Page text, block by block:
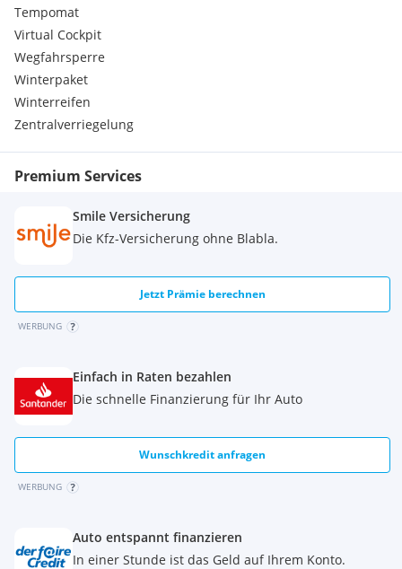
Armaturenbrett und Türzierleiste in ''Glossy Black''
Felgen Alu 7J x 17" ''Dynamic''
FR Logo vorne und hinten
Rechteck-Auspuff-Blende links und rechts
SEAT Fahrprofile - NORMAL - ECO - SPORT - INDIVIDUAL
Media System "Colour"
Tempomat
Virtual Cockpit
Wegfahrsperre
Winterpaket
Winterreifen
Zentralverriegelung
Premium Services
Smile Versicherung
Die Kfz-Versicherung ohne Blabla.
Jetzt Prämie berechnen
WERBUNG
Einfach in Raten bezahlen
Die schnelle Finanzierung für Ihr Auto
Wunschkredit anfragen
WERBUNG
Auto entspannt finanzieren
In einer Stunde ist das Geld auf Ihrem Konto.